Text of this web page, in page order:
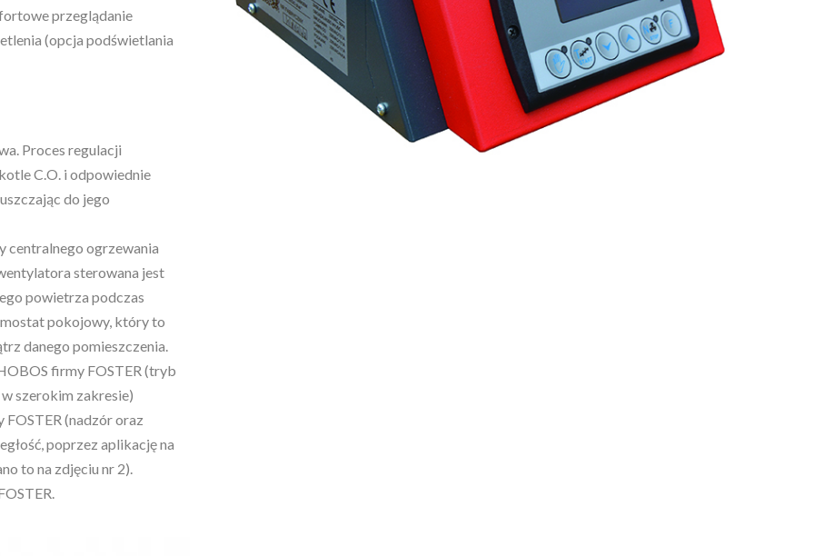
przeglądanie
(opcja podświetlania
Proces regulacji
C.O. i odpowiednie
do jego
centralnego ogrzewania
sterowana jest
powietrza podczas
pokojowy, który to
danego pomieszczenia.
firmy FOSTER (tryb
szerokim zakresie)
(nadzór oraz
poprzez aplikację na
to na zdjęciu nr 2).